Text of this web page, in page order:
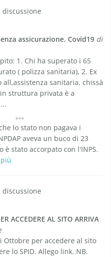
assicurazione. Covid19 di
1. Chi ha superato i 65
( polizza sanitaria), 2. Ex
sanitaria, chissà
struttura privata è a
lo stato non pagava i
aveva un buco di 23
è stato accorpato con l'INPS.
ACCEDERE AL SITO ARRIVA
Ottobre per accedere al sito
lo SPID. Allego link. NB.